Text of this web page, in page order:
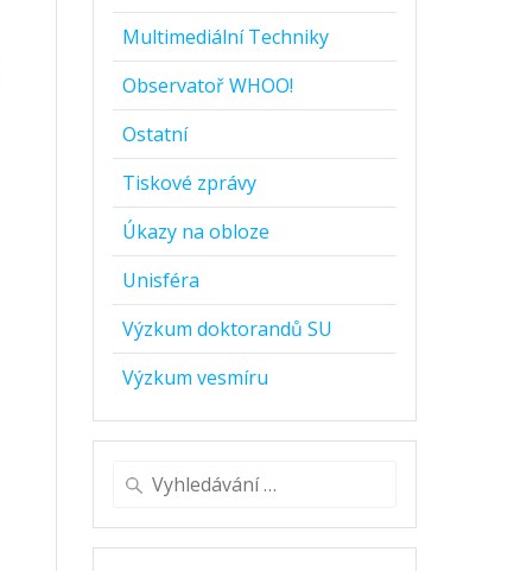
Multimediální Techniky
Observatoř WHOO!
Ostatní
Tiskové zprávy
Úkazy na obloze
Unisféra
Výzkum doktorandů SU
Výzkum vesmíru
Vyhledat: